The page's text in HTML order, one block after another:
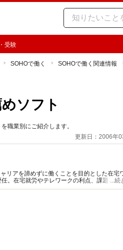
受験
SOHOで働く SOHOで働く関連情報
ソフト
職業別にご紹介します。
更新日：2006年
リアを諦めずに働くことを目的とした在宅
。在宅就労やテレワークの利点、課題など
...続